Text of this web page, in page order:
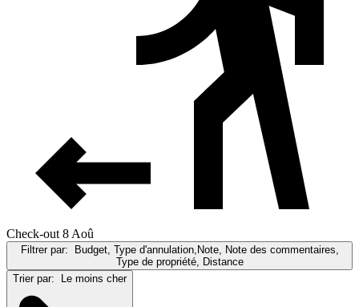
Check-out 8 Aoû
Filtrer par: Budget, Type d'annulation,Note, Note des commentaires,
Type de propriété, Distance
Trier par: Le moins cher